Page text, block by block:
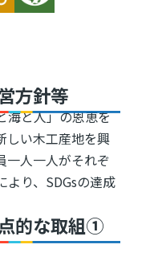
方針等
海と人」の恩恵を
しい木工産地を興
一人一人がそれぞ
より、SDGsの達成
的な取組①